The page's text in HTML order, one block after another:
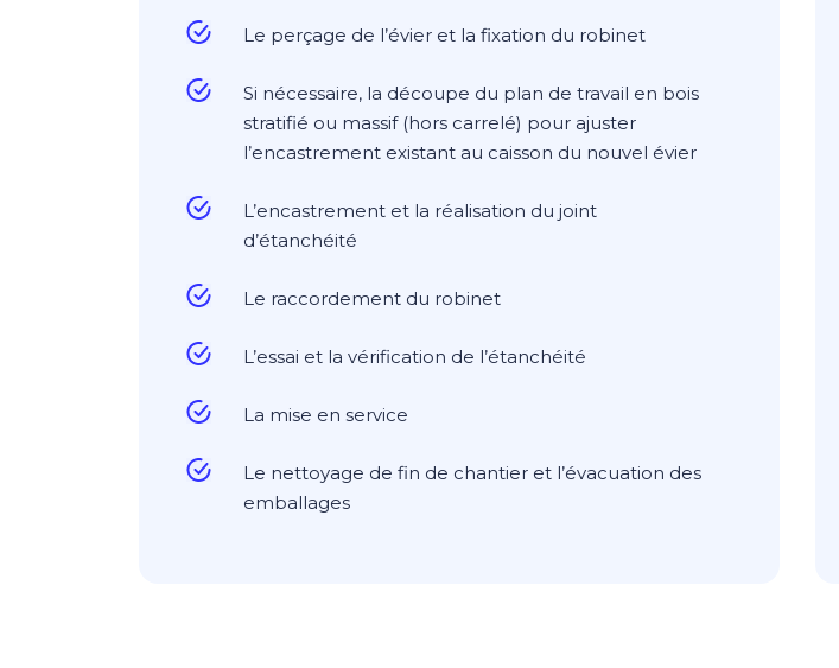
Le perçage de l’évier et la fixation du robinet
Si nécessaire, la découpe du plan de travail en bois
stratifié ou massif (hors carrelé) pour ajuster
l’encastrement existant au caisson du nouvel évier
L’encastrement et la réalisation du joint
d’étanchéité
Le raccordement du robinet
L’essai et la vérification de l’étanchéité
La mise en service
Le nettoyage de fin de chantier et l’évacuation des
emballages